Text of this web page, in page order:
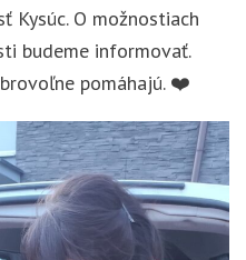
Kysúc. O možnostiach
budeme informovať.
pomáhajú. ❤️